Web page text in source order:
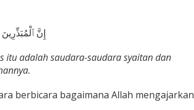
إِنَّ
itu adalah saudara-saudara syaitan dan
berbicara bagaimana Allah mengajarkan